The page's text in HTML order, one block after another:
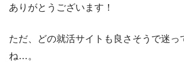
ありがとうございます！
ただ、どの就活サイトも良さそうで迷っ
ね…。